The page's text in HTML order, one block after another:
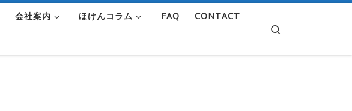
会社案内 ほけんコラム FAQ CONTACT